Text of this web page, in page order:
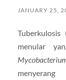
JANUARY 25,
Tuberkulosis
menular